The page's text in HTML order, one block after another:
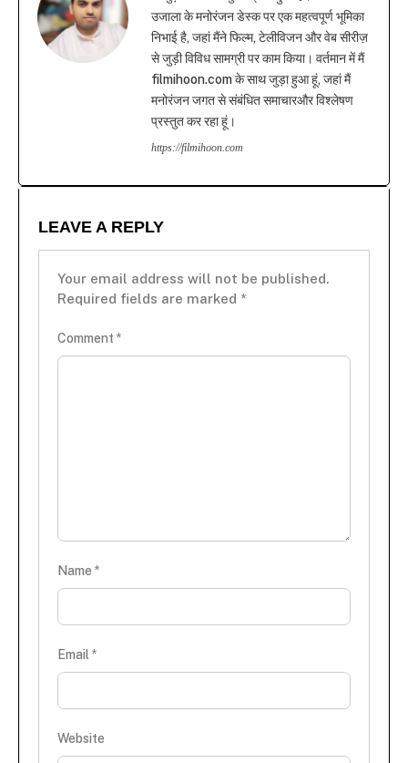
उजाला के मनोरंजन डेस्क पर एक महत्वपूर्ण भूमिका
निभाई है, जहां मैंने फिल्म, टेलीविजन और वेब सीरीज़
से जुड़ी विविध सामग्री पर काम किया। वर्तमान में मैं
filmihoon.com के साथ जुड़ा हुआ हूं, जहां मैं
मनोरंजन जगत से संबंधित समाचारऔर विश्लेषण
प्रस्तुत कर रहा हूं।
https://filmihoon.com
LEAVE A REPLY
Your email address will not be published.
Required fields are marked *
Comment *
Name *
Email *
Website